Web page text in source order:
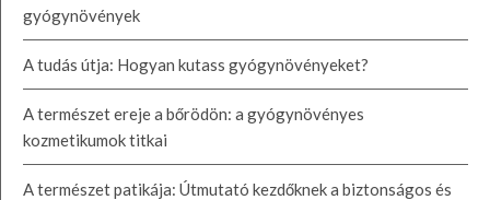
gyógynövények
A tudás útja: Hogyan kutass gyógynövényeket?
A természet ereje a bőrödön: a gyógynövényes
kozmetikumok titkai
A természet patikája: Útmutató kezdőknek a biztonságos és